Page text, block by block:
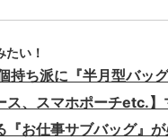
たい！
持ち派に『半月型バッ
ス、スマホポーチetc.
『お仕事サブバッグ』